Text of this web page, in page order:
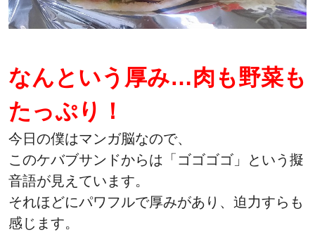
なんという厚み…肉も野菜も
たっぷり！
今日の僕はマンガ脳なので、
このケバブサンドからは「ゴゴゴゴ」という擬
音語が見えています。
それほどにパワフルで厚みがあり、迫力すらも
感じます。